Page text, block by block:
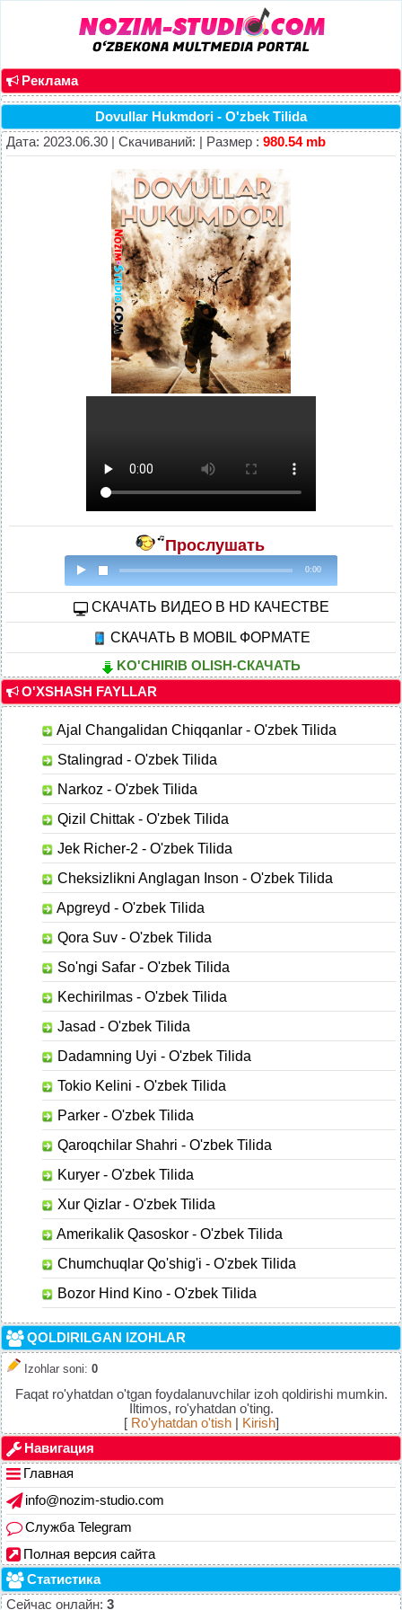
Реклама
Dovullar Hukmdori - O'zbek Tilida
Дата: 2023.06.30 | Скачиваний: | Размер : 980.54 mb
Прослушать
0:00
CКАЧАТЬ ВИДЕО В HD КАЧЕСТВЕ
СКАЧАТЬ В MOBIL ФОРМАТЕ
KO'CHIRIB OLISH-СКАЧАТЬ
O'XSHASH FAYLLAR
Ajal Changalidan Chiqqanlar - O'zbek Tilida
Stalingrad - O'zbek Tilida
Narkoz - O'zbek Tilida
Qizil Chittak - O'zbek Tilida
Jek Richer-2 - O'zbek Tilida
Cheksizlikni Anglagan Inson - O'zbek Tilida
Apgreyd - O'zbek Tilida
Qora Suv - O'zbek Tilida
So'ngi Safar - O'zbek Tilida
Kechirilmas - O'zbek Tilida
Jasad - O'zbek Tilida
Dadamning Uyi - O'zbek Tilida
Tokio Kelini - O'zbek Tilida
Parker - O'zbek Tilida
Qaroqchilar Shahri - O'zbek Tilida
Kuryer - O'zbek Tilida
Xur Qizlar - O'zbek Tilida
Amerikalik Qasoskor - O'zbek Tilida
Chumchuqlar Qo'shig'i - O'zbek Tilida
Bozor Hind Kino - O'zbek Tilida
QOLDIRILGAN IZOHLAR
Izohlar soni: 0
Faqat ro'yhatdan o'tgan foydalanuvchilar izoh qoldirishi mumkin.
Iltimos, ro'yhatdan o'ting.
[ Ro'yhatdan o'tish| Kirish]
Навигация
Главная
info@nozim-studio.com
Служба Telegram
Полная версия сайта
Статистика
Сейчас онлайн: 3